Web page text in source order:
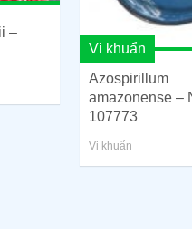
–
Vi khuẩn
Azospirillum
amazonense –
107773
Vi khuẩn